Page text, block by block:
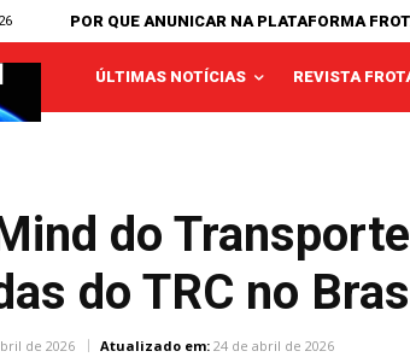
POR QUE ANUNICAR NA PLATAFORMA
ÚLTIMAS NOTÍCIAS REVISTA
do
do TRC no
de 2026 Atualizado em: 24 de abril de 2026